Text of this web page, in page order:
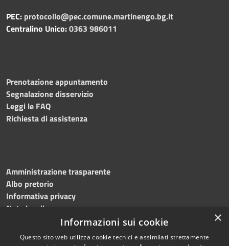
PEC: protocollo@pec.comune.martinengo.bg.it
Centralino Unico:0363 986011
Prenotazione appuntamento
Segnalazione disservizio
Leggi le FAQ
Richiesta di assistenza
Amministrazione trasparente
Albo pretorio
Informativa privacy
Note legali
Dichiarazione di accessibilità
×
Informazioni sui cookie
Questo sito web utilizza cookie tecnici e assimilati strettamente